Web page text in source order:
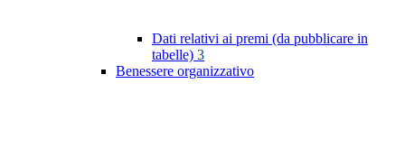
Dati relativi ai premi (da pubblicare in
tabelle) 3
Benessere organizzativo